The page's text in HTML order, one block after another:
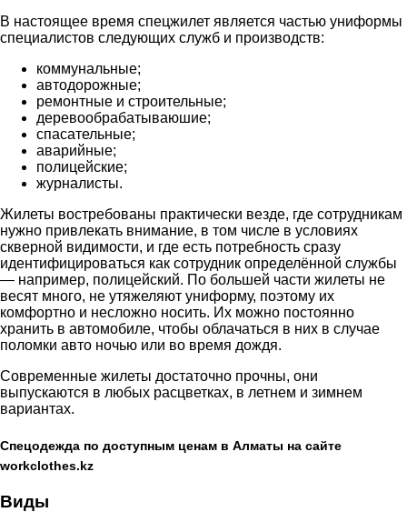
В настоящее время спецжилет является частью униформы
специалистов следующих служб и производств:
коммунальные;
автодорожные;
ремонтные и строительные;
деревообрабатываюшие;
спасательные;
аварийные;
полицейские;
журналисты.
Жилеты востребованы практически везде, где сотрудникам
нужно привлекать внимание, в том числе в условиях
скверной видимости, и где есть потребность сразу
идентифицироваться как сотрудник определённой службы
— например, полицейский. По большей части жилеты не
весят много, не утяжеляют униформу, поэтому их
комфортно и несложно носить. Их можно постоянно
хранить в автомобиле, чтобы облачаться в них в случае
поломки авто ночью или во время дождя.
Современные жилеты достаточно прочны, они
выпускаются в любых расцветках, в летнем и зимнем
вариантах.
Спецодежда по доступным ценам в Алматы на сайте
workclothes.kz
Виды